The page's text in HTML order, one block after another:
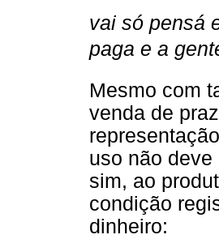
vai só pensá
paga e a
Mesmo com
venda de
uso não
sim, ao
condição
dinheiro: